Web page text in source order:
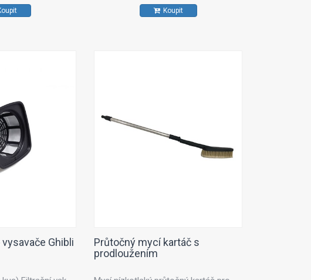
Koupit
Ghibli
Průtočný mycí kartáč s
prodloužením